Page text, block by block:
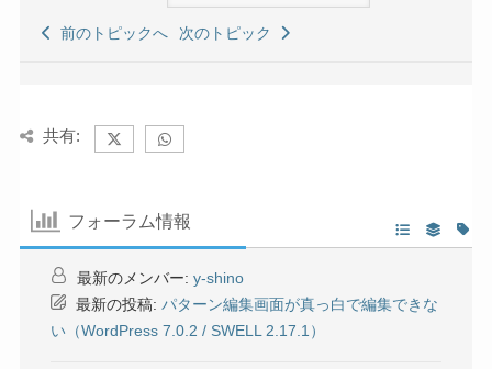
前のトピックへ 次のトピック
共有:
フォーラム情報
最新のメンバー: y-shino
最新の投稿: パターン編集画面が真っ白で編集できな
い（WordPress 7.0.2 / SWELL 2.17.1）